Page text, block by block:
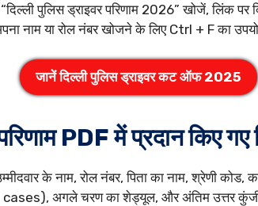
“दिल्ली पुलिस ड्राइवर परिणाम 2026” खोजें, लिंक
नाम या रोल नंबर खोजने के लिए Ctrl + F का
जानेंदिल्ली पुलिस ड्राइवर कट ऑफ 2025
PDF में प्रदान किए गए
के नाम, रोल नंबर, पिता का नाम, श्रेणी
cases), अगले चरण का शेड्यूल, और अंतिम उत्तर कुंजी